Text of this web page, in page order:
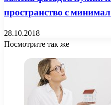
пространство с
28.10.2018
Посмотрите так же